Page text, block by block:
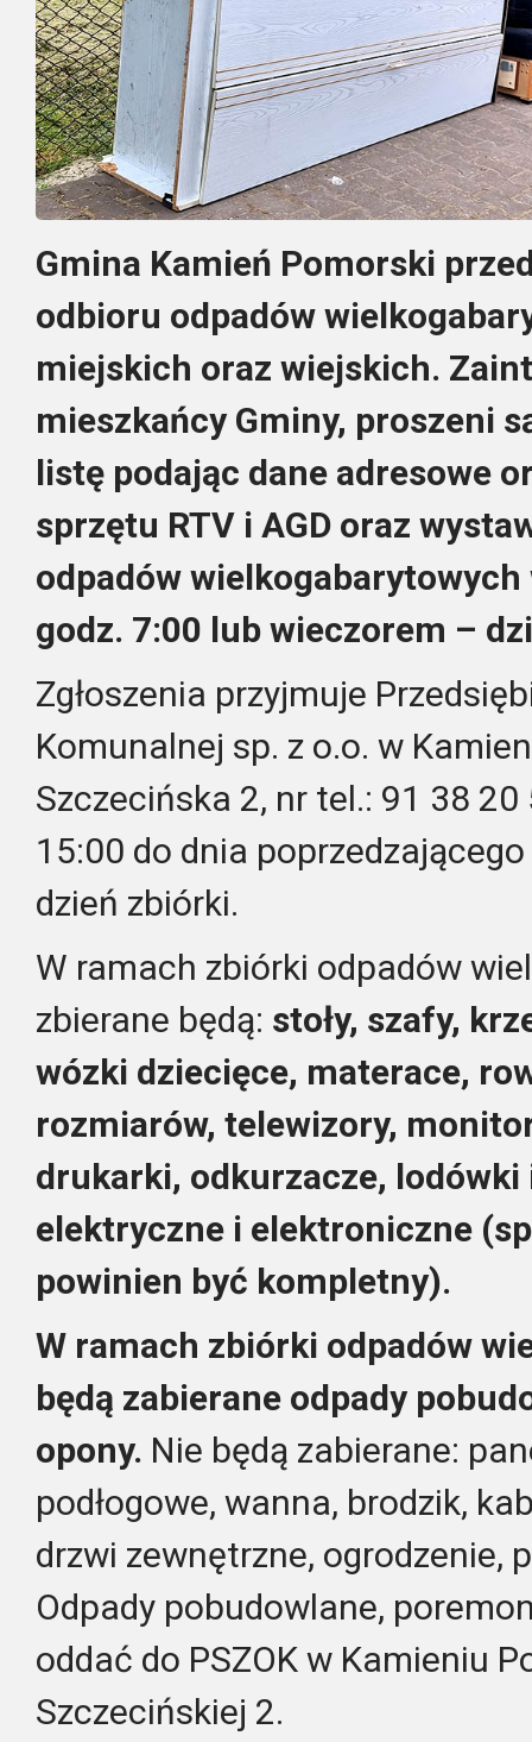
Gmina Kamień Pomorski
odbioru odpadów
miejskich oraz wiejskich.
mieszkańcy Gminy, proszeni
listę podając dane adresowe
sprzętu RTV i AGD oraz
odpadów
godz. 7:00 lub wieczorem –
Zgłoszenia przyjmuje
Komunalnej sp. z o.o. w
Szczecińska 2, nr tel.: 91 38
15:00 do dnia
dzień zbiórki.
W ramach zbiórki odpadów
zbierane będą: stoły, szafy,
wózki dziecięce, materace,
rozmiarów, telewizory,
drukarki, odkurzacze, lodówki
elektryczne i elektroniczne (
powinien być kompletny).
W ramach zbiórki odpadów
będą zabierane odpady
opony. Nie będą zabierane:
podłogowe, wanna, brodzik,
drzwi zewnętrzne, ogrodzenie,
Odpady pobudowlane,
oddać do PSZOK w Kamieniu
Szczecińskiej 2.